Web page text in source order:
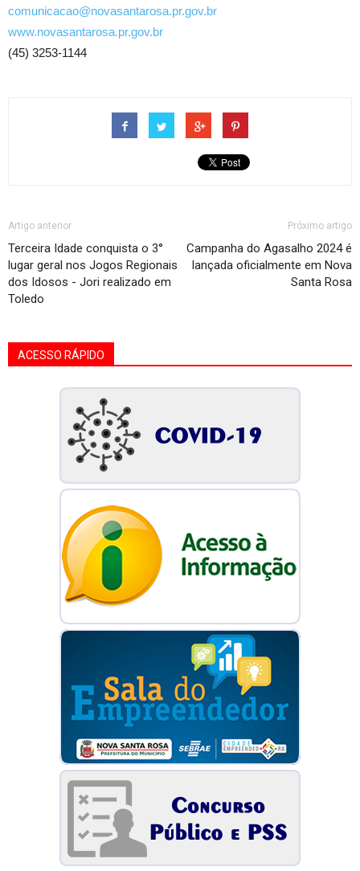
comunicacao@novasantarosa.pr.gov.br
www.novasantarosa.pr.gov.br
(45) 3253-1144
Artigo anterior
Terceira Idade conquista o 3°
lugar geral nos Jogos Regionais
dos Idosos - Jori realizado em
Toledo
Próximo artigo
Campanha do Agasalho 2024 é
lançada oficialmente em Nova
Santa Rosa
ACESSO RÁPIDO